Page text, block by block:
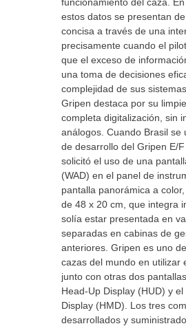
estos datos se presentan
concisa a través de una
precisamente cuando el
que el exceso de
una toma de decisiones
complejidad de sus
Gripen destaca por su
completa digitalización, sin
análogos. Cuando Brasil se
de desarrollo del Gripen E/F
solicitó el uso de una
(WAD) en el panel de
pantalla panorámica a
de 48 x 20 cm, que integra
solía estar presentada en
separadas en cabinas de
anteriores. Gripen es uno
cazas del mundo en utilizar
junto con otras dos
Head-Up Display (HUD) y
Display (HMD). Los tres
desarrollados y